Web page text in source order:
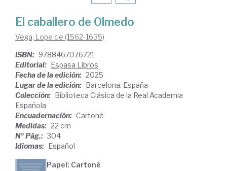
El caballero de Olmedo
Vega, Lope de (1562-1635)
ISBN: 9788467076721
Editorial: Espasa Libros
Fecha de la edición: 2025
Lugar de la edición: Barcelona. España
Colección: Biblioteca Clásica de la Real Academia
Española
Encuadernación: Cartoné
Medidas: 22 cm
Nº Pág.: 304
Idiomas: Español
Papel: Cartoné